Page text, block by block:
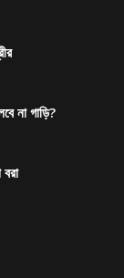
না গাড়ি?